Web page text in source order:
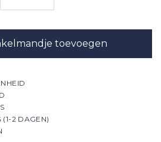
toevoegen
(1-2 DAGEN)